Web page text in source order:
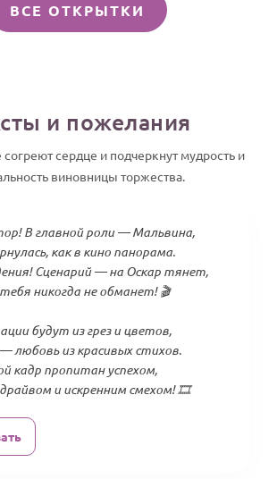
ВСЕ ОТКРЫТКИ
и пожелания
сердце и подчеркнут мудрость и
виновницы торжества.
В главной роли — Мальвина,
как в кино панорама.
Сценарий — на Оскар тянет,
никогда не обманет! 🎬
будут из грез и цветов,
любовь из красивых стихов.
кадр пропитан успехом,
и искренним смехом! 🎞️